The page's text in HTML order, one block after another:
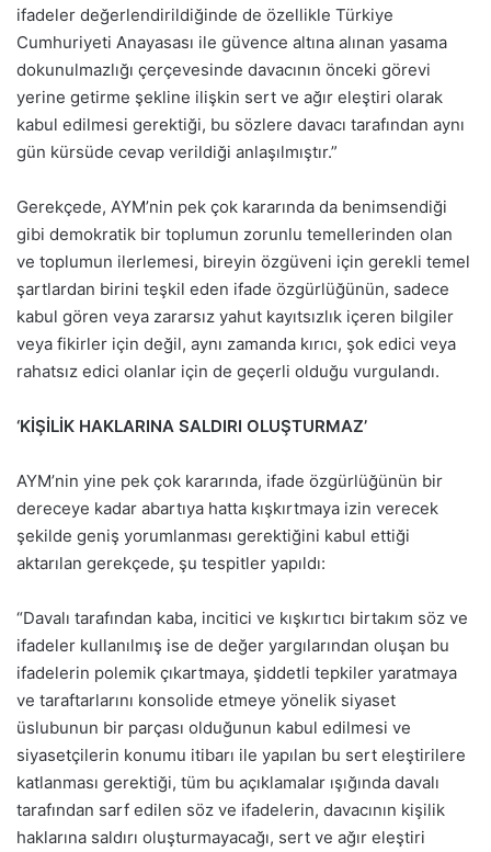
ifadeler değerlendirildiğinde de özellikle Türkiye
Cumhuriyeti Anayasası ile güvence altına alınan yasama
dokunulmazlığı çerçevesinde davacının önceki görevi
yerine getirme şekline ilişkin sert ve ağır eleştiri olarak
kabul edilmesi gerektiği, bu sözlere davacı tarafından aynı
gün kürsüde cevap verildiği anlaşılmıştır.”
Gerekçede, AYM’nin pek çok kararında da benimsendiği
gibi demokratik bir toplumun zorunlu temellerinden olan
ve toplumun ilerlemesi, bireyin özgüveni için gerekli temel
şartlardan birini teşkil eden ifade özgürlüğünün, sadece
kabul gören veya zararsız yahut kayıtsızlık içeren bilgiler
veya fikirler için değil, aynı zamanda kırıcı, şok edici veya
rahatsız edici olanlar için de geçerli olduğu vurgulandı.
‘KİŞİLİK HAKLARINA SALDIRI OLUŞTURMAZ’
AYM’nin yine pek çok kararında, ifade özgürlüğünün bir
dereceye kadar abartıya hatta kışkırtmaya izin verecek
şekilde geniş yorumlanması gerektiğini kabul ettiği
aktarılan gerekçede, şu tespitler yapıldı:
“Davalı tarafından kaba, incitici ve kışkırtıcı birtakım söz ve
ifadeler kullanılmış ise de değer yargılarından oluşan bu
ifadelerin polemik çıkartmaya, şiddetli tepkiler yaratmaya
ve taraftarlarını konsolide etmeye yönelik siyaset
üslubunun bir parçası olduğunun kabul edilmesi ve
siyasetçilerin konumu itibarı ile yapılan bu sert eleştirilere
katlanması gerektiği, tüm bu açıklamalar ışığında davalı
tarafından sarf edilen söz ve ifadelerin, davacının kişilik
haklarına saldırı oluşturmayacağı, sert ve ağır eleştiri